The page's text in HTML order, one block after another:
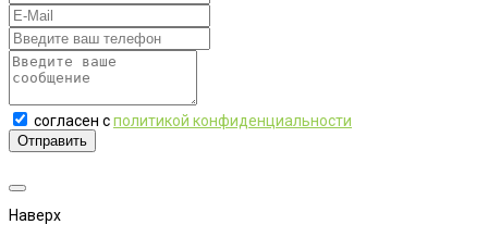
согласен сполитикой конфиденциальности
Отправить
Наверх